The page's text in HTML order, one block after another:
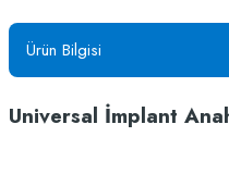
Ürün Bilgisi
Universal İmplant